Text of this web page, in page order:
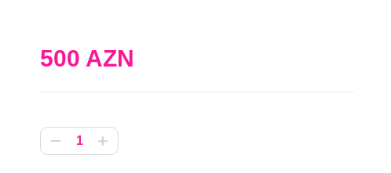
500 AZN